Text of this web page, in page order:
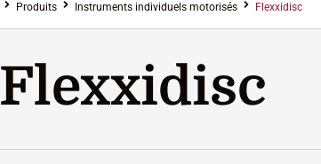
Produits Instruments individuels motorisés Flexxidisc
Flexxidisc